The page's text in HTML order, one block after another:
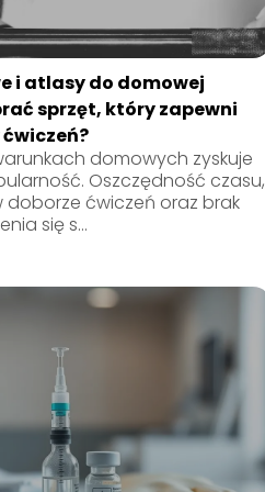
i atlasy do domowej
sprzęt, który zapewni
domowych zyskuje
Oszczędność czasu,
doborze ćwiczeń oraz brak
się s...